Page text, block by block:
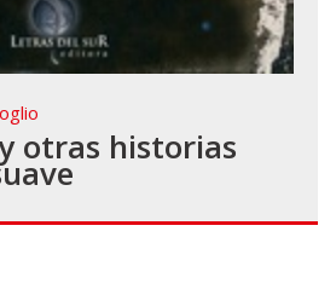
otras historias